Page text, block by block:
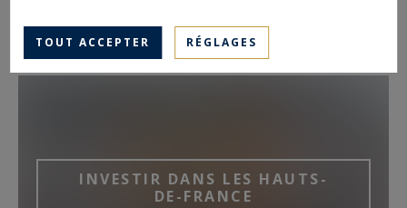
INVESTIR DANS LES HAUTS-
DE-FRANCE
TOUT ACCEPTER RÉGLAGES